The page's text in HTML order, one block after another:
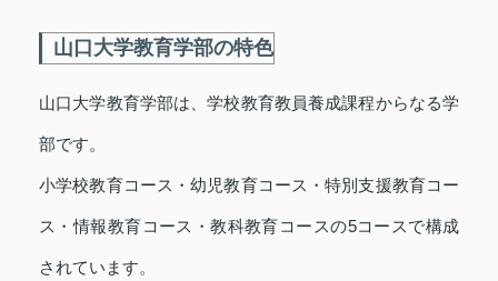
山口大学教育学部の特色
山口大学教育学部は、学校教育教員養成課程からなる学
部です。
小学校教育コース・幼児教育コース・特別支援教育コー
ス・情報教育コース・教科教育コースの5コースで構成
されています。